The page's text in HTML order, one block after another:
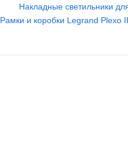
Накладные светильники
Рамки и коробки Legrand Plexo